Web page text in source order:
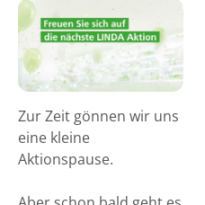
Zur Zeit gönnen wir uns
eine kleine
Aktionspause.